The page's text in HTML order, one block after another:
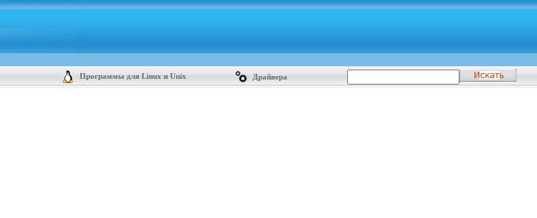
Программы для Linux и Unix Драйвера